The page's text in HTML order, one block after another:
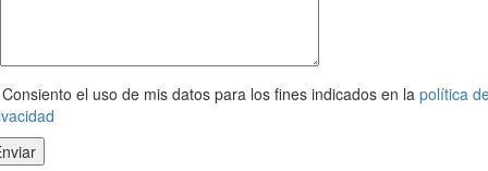
el uso de mis datos para los fines indicados en la política